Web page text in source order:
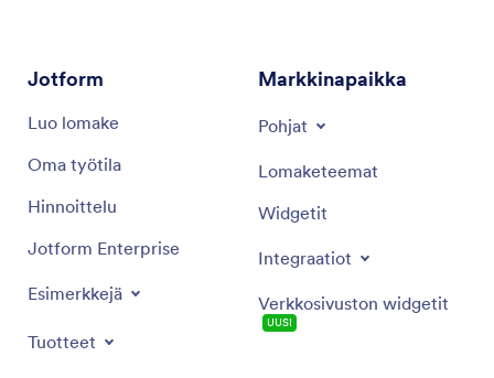
Jotform
Luo lomake
Oma työtila
Hinnoittelu
Jotform Enterprise
Esimerkkejä
Tuotteet
Markkinapaikka
Pohjat
Lomaketeemat
Widgetit
Integraatiot
Verkkosivuston widgetit
UUSI